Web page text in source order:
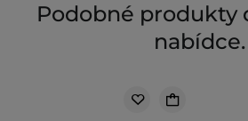
Podobné produkty
nabídce.